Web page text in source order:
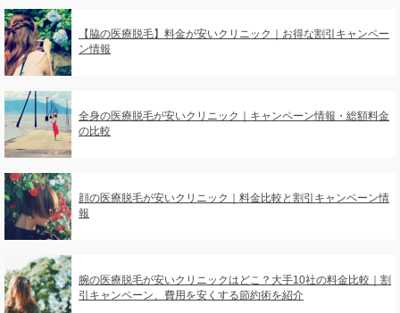
【脇の医療脱毛】料金が安いクリニック｜お得な割引キャンペー
ン情報
全身の医療脱毛が安いクリニック｜キャンペーン情報・総額料金
の比較
顔の医療脱毛が安いクリニック｜料金比較と割引キャンペーン情
報
腕の医療脱毛が安いクリニックはどこ？大手10社の料金比較｜割
引キャンペーン、費用を安くする節約術を紹介